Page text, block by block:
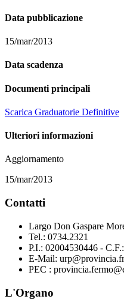
Data pubblicazione
15/mar/2013
Data scadenza
Documenti principali
Scarica Graduatorie Definitive
Ulteriori informazioni
Aggiornamento
15/mar/2013
Contatti
Largo Don Gaspare
Tel.: 0734.2321
P.I.: 02004530446 -
E-Mail:
PEC :
L'Organo